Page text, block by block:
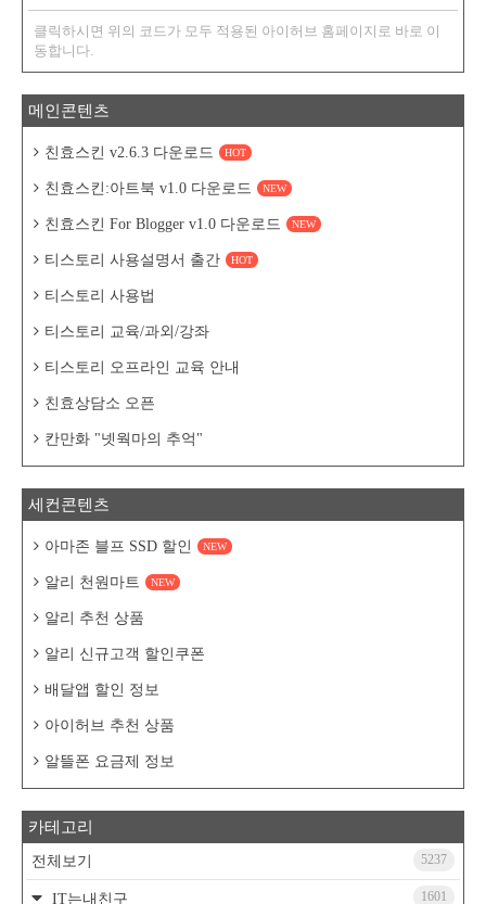
클릭하시면 위의 코드가 모두 적용된 아이허브 홈페이지로 바로 이
동합니다.
메인콘텐츠
친효스킨 v2.6.3 다운로드 HOT
친효스킨:아트북 v1.0 다운로드 NEW
친효스킨 For Blogger v1.0 다운로드 NEW
티스토리 사용설명서 출간 HOT
티스토리 사용법
티스토리 교육/과외/강좌
티스토리 오프라인 교육 안내
친효상담소 오픈
칸만화 "넷웍마의 추억"
세컨콘텐츠
아마존 블프 SSD 할인 NEW
알리 천원마트 NEW
알리 추천 상품
알리 신규고객 할인쿠폰
배달앱 할인 정보
아이허브 추천 상품
알뜰폰 요금제 정보
카테고리
전체보기 5237
IT는내친구 1601